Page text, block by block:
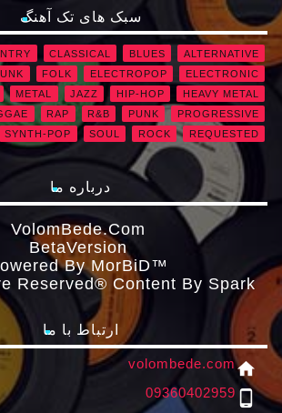
سبک های تک آهنگ
ALTERNATIVE
BLUES
CLASSICAL
ELECTRONIC
ELECTROPOP
FOLK
HEAVY METAL
HIP-HOP
JAZZ
METAL
PROGRESSIVE
PUNK
R&B
RAP
REQUESTED
ROCK
SOUL
SYNTH-POP
درباره ما
VolomBede.com
ΒetaVersion
By MorBiD™
Reserved® Content By Spark
ارتباط با ما
home
volombede.com
phone_android
09360402959